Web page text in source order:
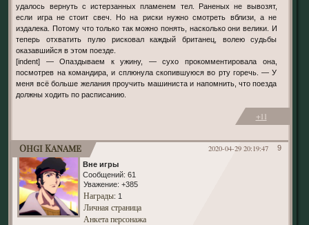
удалось вернуть с истерзанных пламенем тел. Раненых не вывозят,
если игра не стоит свеч. Но на риски нужно смотреть вблизи, а не
издалека. Потому что только так можно понять, насколько они велики. И
теперь отхватить пулю рисковал каждый британец, волею судьбы
оказавшийся в этом поезде.
[indent] — Опаздываем к ужину, — сухо прокомментировала она,
посмотрев на командира, и сплюнула скопившуюся во рту горечь. — У
меня всё больше желания проучить машиниста и напомнить, что поезда
должны ходить по расписанию.
+11
9
2020-04-29 20:19:47
Ohgi Kaname
Вне игры
Сообщений: 61
Уважение: +385
Награды: 1
Личная страница
Анкета персонажа